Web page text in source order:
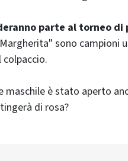
parte al torneo di
sono campioni
maschile è stato aperto
di rosa?